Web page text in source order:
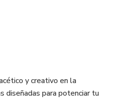
tu visión y avanza
y creativo en la
diseñadas para potenciar tu